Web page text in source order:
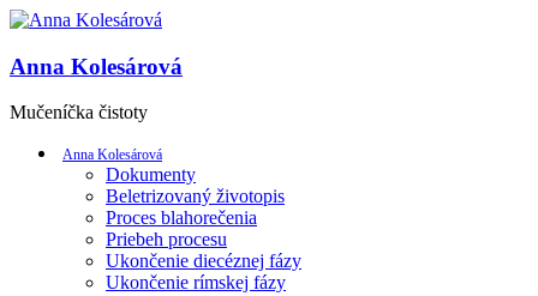
Anna Kolesárová
Mučeníčka čistoty
Anna Kolesárová
Dokumenty
Beletrizovaný životopis
Proces blahorečenia
Priebeh procesu
Ukončenie diecéznej fázy
Ukončenie rímskej fázy